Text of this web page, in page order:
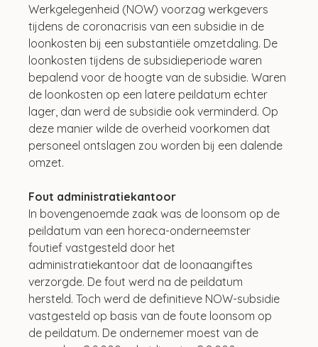
Werkgelegenheid (NOW) voorzag werkgevers
tijdens de coronacrisis van een subsidie in de
loonkosten bij een substantiële omzetdaling. De
loonkosten tijdens de subsidieperiode waren
bepalend voor de hoogte van de subsidie. Waren
de loonkosten op een latere peildatum echter
lager, dan werd de subsidie ook verminderd. Op
deze manier wilde de overheid voorkomen dat
personeel ontslagen zou worden bij een dalende
omzet.
Fout administratiekantoor
In bovengenoemde zaak was de loonsom op de
peildatum van een horeca-onderneemster
foutief vastgesteld door het
administratiekantoor dat de loonaangiftes
verzorgde. De fout werd na de peildatum
hersteld. Toch werd de definitieve NOW-subsidie
vastgesteld op basis van de foute loonsom op
de peildatum. De ondernemer moest van de